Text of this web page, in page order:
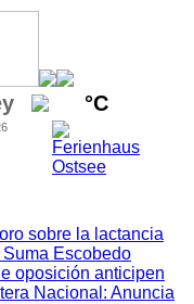
°C
sobre la lactancia
Suma Escobedo
oposición anticipen
Nacional : Anuncia